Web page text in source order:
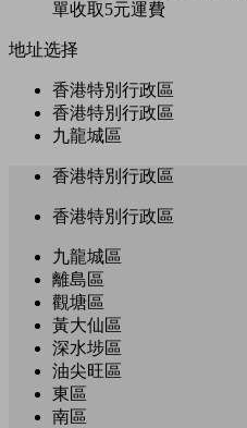
單收取5元運費
地址选择
香港特別行政區
香港特別行政區
九龍城區
香港特別行政區
香港特別行政區
九龍城區
離島區
觀塘區
黃大仙區
深水埗區
油尖旺區
東區
南區